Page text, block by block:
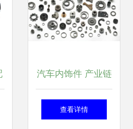
汽车内饰件 产业链
迎最强催化，开启
查看详情